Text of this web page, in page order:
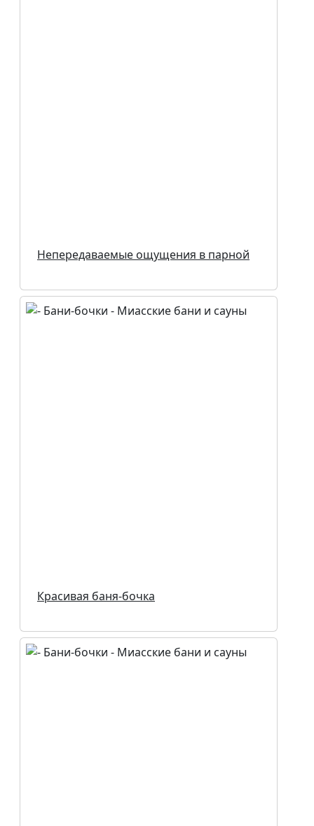
Непередаваемые ощущения в парной
Красивая баня-бочка